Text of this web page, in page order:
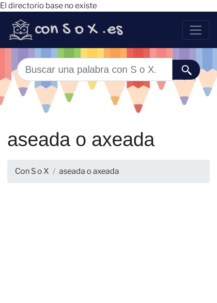
El directorio base no existe
aseada o axeada
Con S o X aseada o axeada